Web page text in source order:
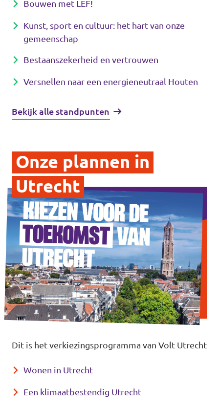
Volt Utrecht stad
Volt Woerden
Volt Zeist
Doe mee!
Bouwen met LEF!
Kunst, sport en cultuur: het hart van onze
gemeenschap
Bestaans­zekerheid en vertrouwen
Versnellen naar een energieneutraal Houten
Bekijk alle standpunten
Onze plannen in
Utrecht
Dit is het verkiezingsprogramma van Volt Utrecht
Wonen in Utrecht
Een klimaatbestendig Utrecht